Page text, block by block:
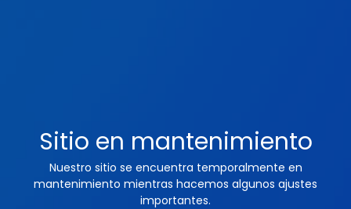
Sitio en mantenimiento
Nuestro sitio se encuentra temporalmente en
mantenimiento mientras hacemos algunos ajustes
importantes.